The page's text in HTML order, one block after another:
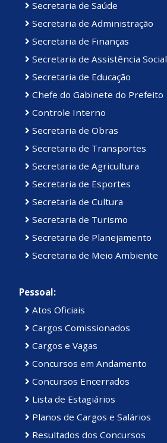
Secretaria de Saúde
Secretaria de Administração
Secretaria de Finanças
Secretaria de Assistência Social
Secretaria de Educação
Chefe do Gabinete do Prefeito
Controle Interno
Secretaria de Obras
Secretaria de Transportes
Secretaria de Agricultura
Secretaria de Esportes
Secretaria de Cultura
Secretaria de Turismo
Secretaria de Planejamento
Secretaria de Meio Ambiente
Pessoal:
Atos Oficiais
Cargos Comissionados
Cargos e Vagas
Concursos em Andamento
Concursos Encerrados
Lista de Estagiários
Planos de Cargos e Salários
Resultados dos Concursos